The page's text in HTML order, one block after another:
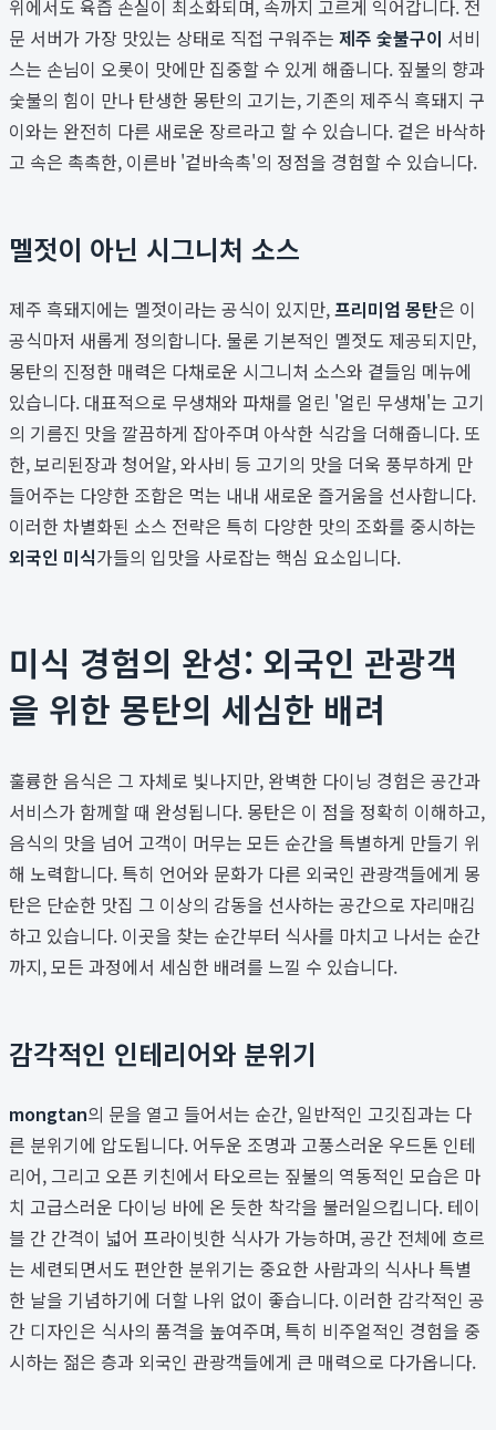
위에서도 육즙 손실이 최소화되며, 속까지 고르게 익어갑니다. 전
문 서버가 가장 맛있는 상태로 직접 구워주는 제주 숯불구이 서비
스는 손님이 오롯이 맛에만 집중할 수 있게 해줍니다. 짚불의 향과
숯불의 힘이 만나 탄생한 몽탄의 고기는, 기존의 제주식 흑돼지 구
이와는 완전히 다른 새로운 장르라고 할 수 있습니다. 겉은 바삭하
고 속은 촉촉한, 이른바 '겉바속촉'의 정점을 경험할 수 있습니다.
멜젓이 아닌 시그니처 소스
제주 흑돼지에는 멜젓이라는 공식이 있지만,프리미엄 몽탄은 이
공식마저 새롭게 정의합니다. 물론 기본적인 멜젓도 제공되지만,
몽탄의 진정한 매력은 다채로운 시그니처 소스와 곁들임 메뉴에
있습니다. 대표적으로 무생채와 파채를 얼린 '얼린 무생채'는 고기
의 기름진 맛을 깔끔하게 잡아주며 아삭한 식감을 더해줍니다. 또
한, 보리된장과 청어알, 와사비 등 고기의 맛을 더욱 풍부하게 만
들어주는 다양한 조합은 먹는 내내 새로운 즐거움을 선사합니다.
이러한 차별화된 소스 전략은 특히 다양한 맛의 조화를 중시하는
외국인 미식가들의 입맛을 사로잡는 핵심 요소입니다.
미식 경험의 완성: 외국인 관광객
을 위한 몽탄의 세심한 배려
훌륭한 음식은 그 자체로 빛나지만, 완벽한 다이닝 경험은 공간과
서비스가 함께할 때 완성됩니다. 몽탄은 이 점을 정확히 이해하고,
음식의 맛을 넘어 고객이 머무는 모든 순간을 특별하게 만들기 위
해 노력합니다. 특히 언어와 문화가 다른 외국인 관광객들에게 몽
탄은 단순한 맛집 그 이상의 감동을 선사하는 공간으로 자리매김
하고 있습니다. 이곳을 찾는 순간부터 식사를 마치고 나서는 순간
까지, 모든 과정에서 세심한 배려를 느낄 수 있습니다.
감각적인 인테리어와 분위기
mongtan의 문을 열고 들어서는 순간, 일반적인 고깃집과는 다
른 분위기에 압도됩니다. 어두운 조명과 고풍스러운 우드톤 인테
리어, 그리고 오픈 키친에서 타오르는 짚불의 역동적인 모습은 마
치 고급스러운 다이닝 바에 온 듯한 착각을 불러일으킵니다. 테이
블 간 간격이 넓어 프라이빗한 식사가 가능하며, 공간 전체에 흐르
는 세련되면서도 편안한 분위기는 중요한 사람과의 식사나 특별
한 날을 기념하기에 더할 나위 없이 좋습니다. 이러한 감각적인 공
간 디자인은 식사의 품격을 높여주며, 특히 비주얼적인 경험을 중
시하는 젊은 층과 외국인 관광객들에게 큰 매력으로 다가옵니다.